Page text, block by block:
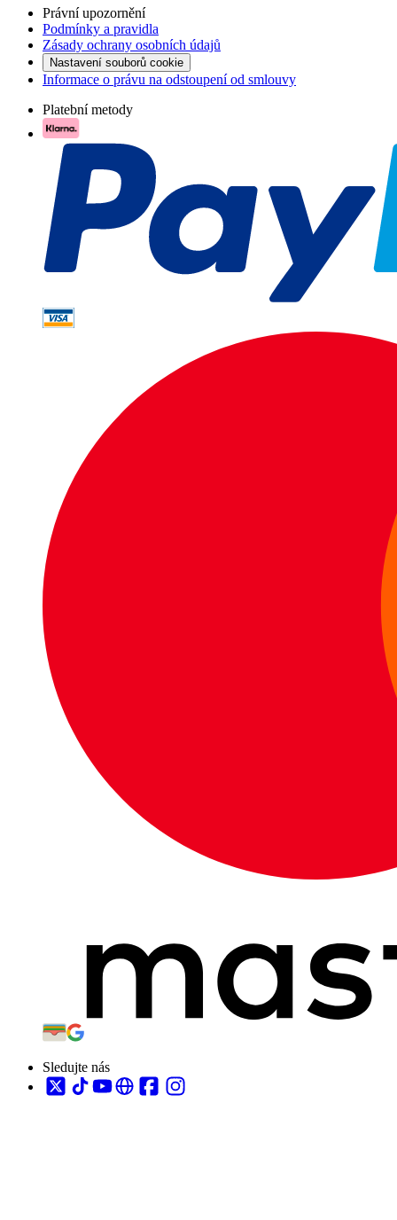
Právní upozornění
Podmínky a pravidla
Zásady ochrany osobních údajů
Nastavení souborů cookie
Informace o právu na odstoupení od smlouvy
Platební metody
Sledujte nás